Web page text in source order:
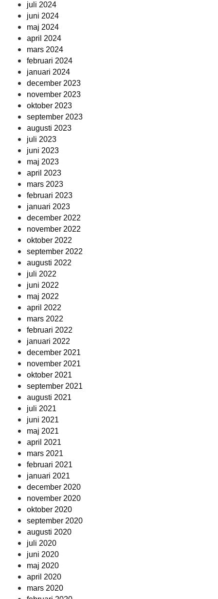
juli 2024
juni 2024
maj 2024
april 2024
mars 2024
februari 2024
januari 2024
december 2023
november 2023
oktober 2023
september 2023
augusti 2023
juli 2023
juni 2023
maj 2023
april 2023
mars 2023
februari 2023
januari 2023
december 2022
november 2022
oktober 2022
september 2022
augusti 2022
juli 2022
juni 2022
maj 2022
april 2022
mars 2022
februari 2022
januari 2022
december 2021
november 2021
oktober 2021
september 2021
augusti 2021
juli 2021
juni 2021
maj 2021
april 2021
mars 2021
februari 2021
januari 2021
december 2020
november 2020
oktober 2020
september 2020
augusti 2020
juli 2020
juni 2020
maj 2020
april 2020
mars 2020